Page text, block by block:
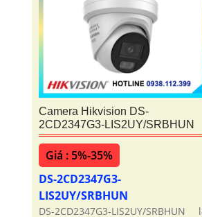
Camera Hikvision DS-
2CD2347G3-LIS2UY/SRBHUN
Giá : 5%-35%
DS-2CD2347G3-
LIS2UY/SRBHUN
DS-2CD2347G3-LIS2UY/SRBHUN